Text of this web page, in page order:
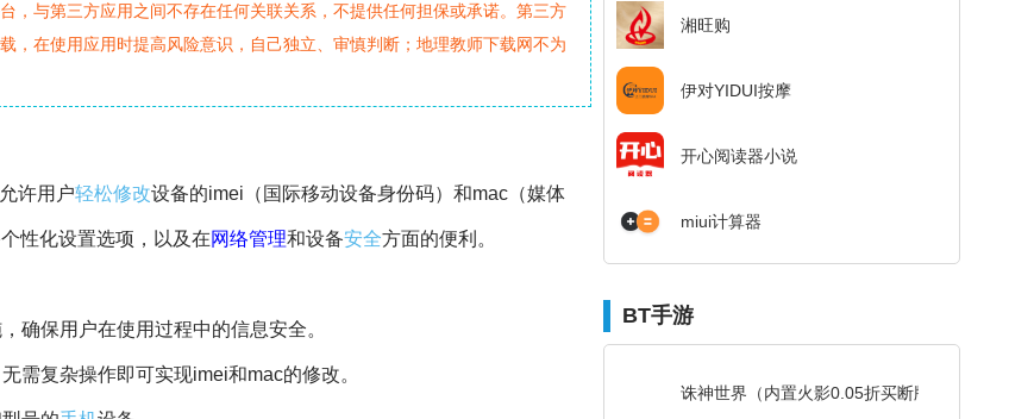
，与第三方应用之间不存在任何关联关系，不提供任何担保或承诺。第三方
，在使用应用时提高风险意识，自己独立、审慎判断；地理教师下载网不为
允许用户轻松修改设备的imei（国际移动设备身份码）和mac（媒体
性化设置选项，以及在网络管理和设备安全方面的便利。
确保用户在使用过程中的信息安全。
需复杂操作即可实现imei和mac的修改。
湘旺购
伊对YIDUI按摩
开心阅读器小说
miui计算器
BT手游
诛神世界（内置火影0.05折买断版）